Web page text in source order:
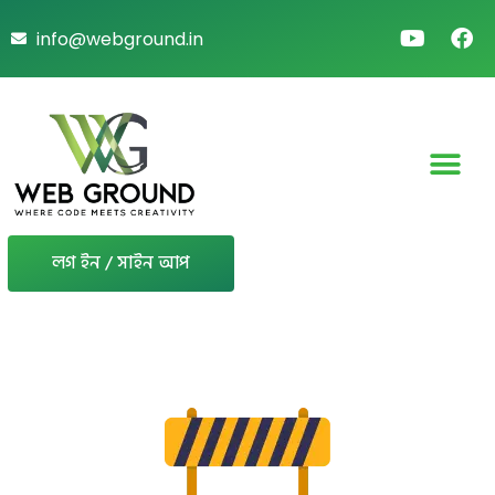
info@webground.in
লগ ইন / সাইন আপ